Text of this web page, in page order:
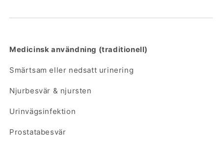
Medicinsk användning (traditionell)
Smärtsam eller nedsatt urinering
Njurbesvär & njursten
Urinvägsinfektion
Prostatabesvär